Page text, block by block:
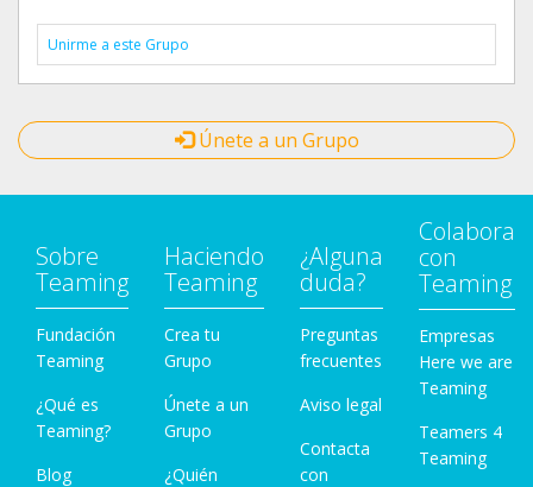
Unirme a este Grupo
Únete a un Grupo
Sobre
Teaming
Fundación
Teaming
¿Qué es
Teaming?
Blog
Haciendo
Teaming
Crea tu
Grupo
Únete a un
Grupo
¿Quién
¿Alguna
duda?
Preguntas
frecuentes
Aviso legal
Contacta
con
Colabora
con
Teaming
Empresas
Here we are
Teaming
Teamers 4
Teaming